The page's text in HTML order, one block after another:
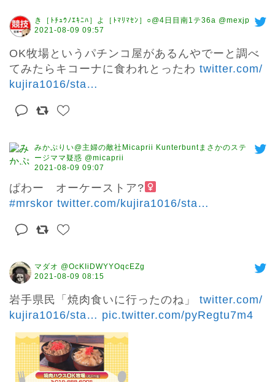
き［ﾄﾁｭｳﾉｴｷﾆﾊ］よ［ﾄﾏﾘﾏｾﾝ］○@4日目南1テ36a @mexjp
2021-08-09 09:57
OK牧場というパチンコ屋があるんやでーと調べ
てみたらキコーナに食われとったわ twitter.com/
kujira1016/sta …
みかぷりい@主婦の敵社Micaprii Kunterbuntまさかのステ
ージママ疑惑 @micaprii
2021-08-09 09:07
ぱわー　オーケーストア?‍
#mrskor twitter.com/kujira1016/sta …
マダオ @OcKIiDWYYOqcEZg
2021-08-09 08:15
岩手県民「焼肉食いに行ったのね」 twitter.com/
kujira1016/sta … pic.twitter.com/pyRegtu7m4